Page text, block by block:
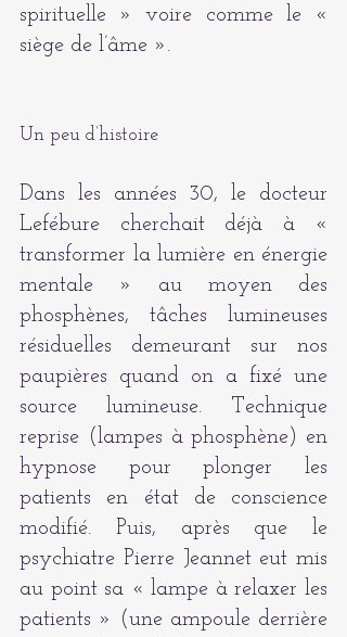
spirituelle » voire comme le «
siège de l’âme ».
Un peu d’histoire
Dans les années 30, le docteur
Lefébure cherchait déjà à «
transformer la lumière en énergie
mentale » au moyen des
phosphènes, tâches lumineuses
résiduelles demeurant sur nos
paupières quand on a fixé une
source lumineuse. Technique
reprise (lampes à phosphène) en
hypnose pour plonger les
patients en état de conscience
modifié. Puis, après que le
psychiatre Pierre Jeannet eut mis
au point sa « lampe à relaxer les
patients » (une ampoule derrière